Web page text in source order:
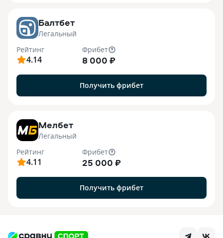
Балтбет
Легальный
Рейтинг
4.14
Фрибет
8 000 ₽
Получить фрибет
Мелбет
Легальный
Рейтинг
4.11
Фрибет
25 000 ₽
Получить фрибет